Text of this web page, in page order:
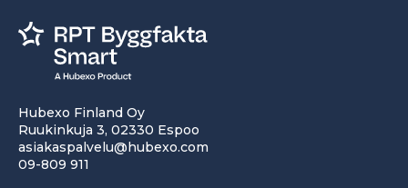
Hubexo Finland Oy
Ruukinkuja 3, 02330 Espoo
asiakaspalvelu@hubexo.com
09-809 911